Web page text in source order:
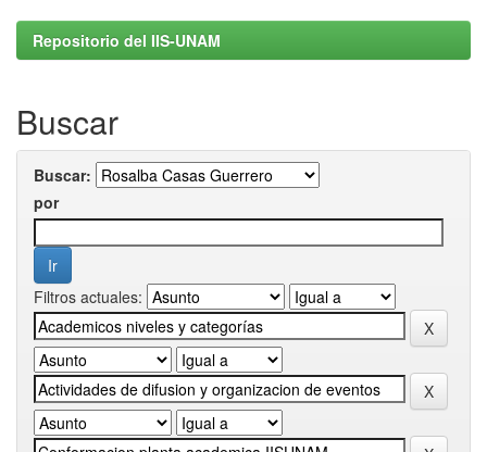
Repositorio del IIS-UNAM
Buscar
Buscar:
por
Filtros actuales: